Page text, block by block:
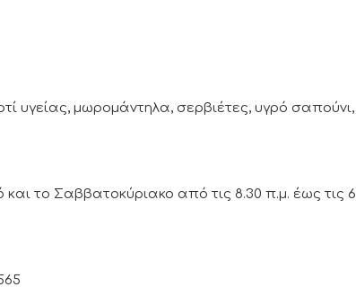
υγείας, μωρομάντηλα, σερβιέτες, υγρό σαπούνι,
και το Σαββατοκύριακο από τις 8.30 π.μ. έως τις 6